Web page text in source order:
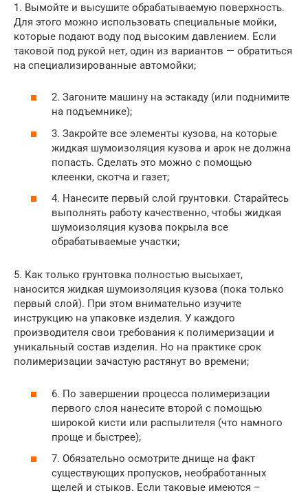
1. Вымойте и высушите обрабатываемую поверхность.
Для этого можно использовать специальные мойки,
которые подают воду под высоким давлением. Если
таковой под рукой нет, один из вариантов — обратиться
на специализированные автомойки;
2. Загоните машину на эстакаду (или поднимите
на подъемнике);
3. Закройте все элементы кузова, на которые
жидкая шумоизоляция кузова и арок не должна
попасть. Сделать это можно с помощью
клеенки, скотча и газет;
4. Нанесите первый слой грунтовки. Старайтесь
выполнять работу качественно, чтобы жидкая
шумоизоляция кузова покрыла все
обрабатываемые участки;
5. Как только грунтовка полностью высыхает,
наносится жидкая шумоизоляция кузова (пока только
первый слой). При этом внимательно изучите
инструкцию на упаковке изделия. У каждого
производителя свои требования к полимеризации и
уникальный состав изделия. Но на практике срок
полимеризации зачастую растянут во времени;
6. По завершении процесса полимеризации
первого слоя нанесите второй с помощью
широкой кисти или распылителя (что намного
проще и быстрее);
7. Обязательно осмотрите днище на факт
существующих пропусков, необработанных
щелей и стыков. Если таковые имеются –